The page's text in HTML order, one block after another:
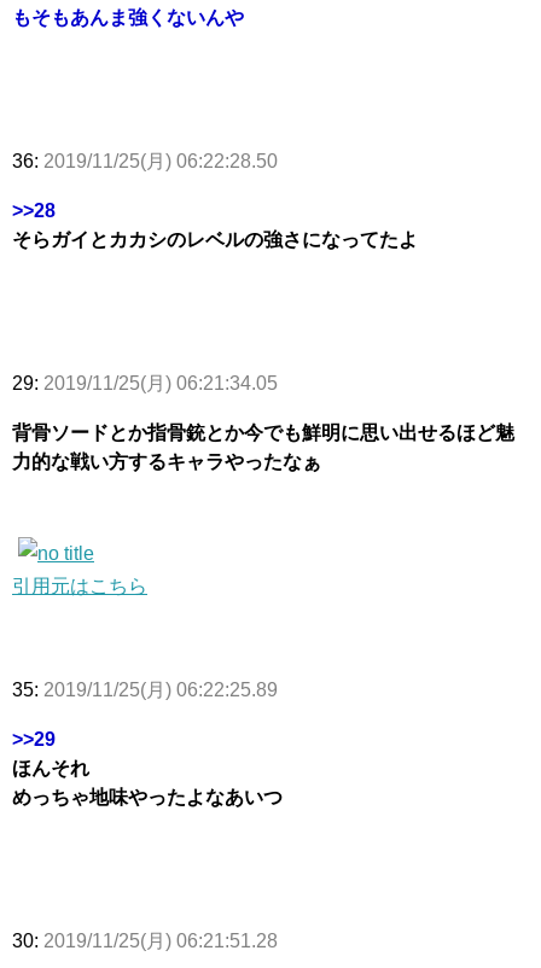
もそもあんま強くないんや
36: 2019/11/25(月) 06:22:28.50
>>28
そらガイとカカシのレベルの強さになってたよ
29: 2019/11/25(月) 06:21:34.05
背骨ソードとか指骨銃とか今でも鮮明に思い出せるほど魅
力的な戦い方するキャラやったなぁ
引用元はこちら
35: 2019/11/25(月) 06:22:25.89
>>29
ほんそれ
めっちゃ地味やったよなあいつ
30: 2019/11/25(月) 06:21:51.28